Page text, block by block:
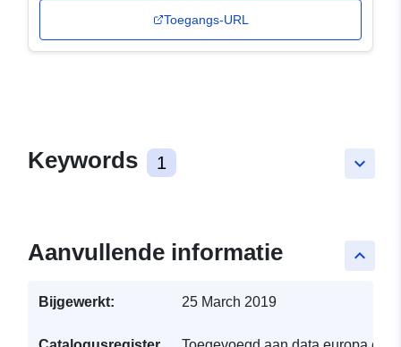
Toegangs-URL
keyboard_arrow_down
Keywords 1
keyboard_arrow_up
Aanvullende informatie
Bijgewerkt: 25 March 2019